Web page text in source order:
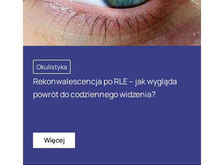
Okulistyka
Rekonwalescencja po RLE – jak wygląda
powrót do codziennego widzenia?
Więcej